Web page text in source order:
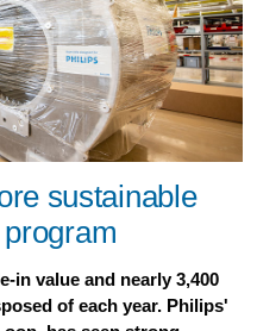
sustainable
in value and nearly 3,400
of each year. Philips'